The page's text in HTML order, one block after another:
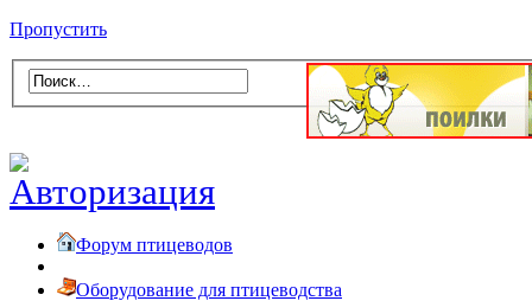
Пропустить
Форум птицеводов
Оборудование для птицеводства